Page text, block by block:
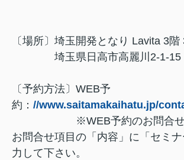
〔場所〕埼玉開発となり Lavita 3階
埼玉県日高市高麗川2-1-15
〔予約方法〕WEB予
約： //www.saitamakaihatu.jp/
※WEB予約のお問合せペ
お問合せ項目の「内容」に「セミ
力して下さい。